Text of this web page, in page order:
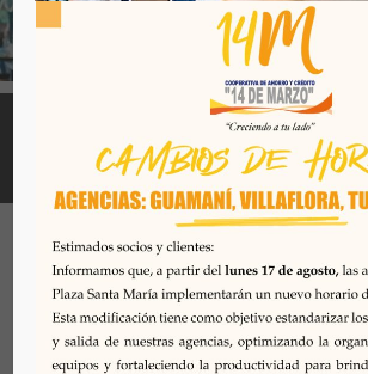
Todos los derechos reservados. Se
reproducción del mismo sin
MARZO, 2026. Quito -
Desarrollado por